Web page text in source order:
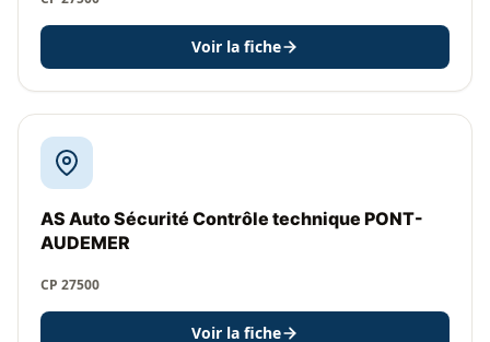
Voir la fiche
AS Auto Sécurité Contrôle technique PONT-
AUDEMER
CP 27500
Voir la fiche